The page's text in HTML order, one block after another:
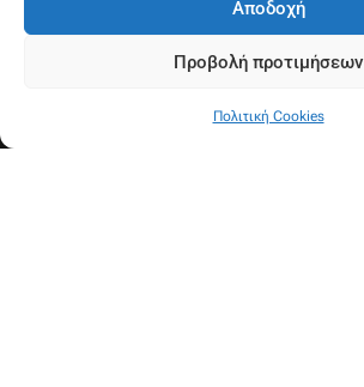
Αποδοχή
Προβολή προτιμήσεων
Πολιτική Cookies